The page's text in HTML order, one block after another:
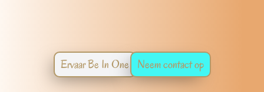
Ervaar Be In One Neem contact op